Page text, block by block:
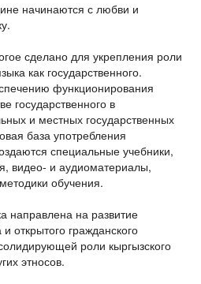
начинаются с любви и
сделано для укрепления роли
как государственного.
функционирования
государственного в
и местных государственных
база употребления
специальные учебники,
видео- и аудиоматериалы,
обучения.
направлена на развитие
открытого гражданского
роли кыргызского
этносов.